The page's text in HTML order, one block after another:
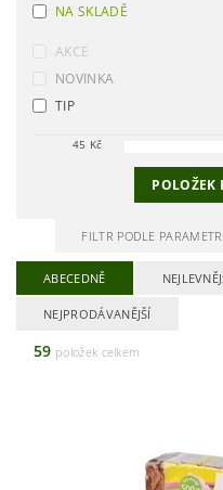
NA SKLADĚ
AKCE
NOVINKA
TIP
45 Kč
POLOŽEK
FILTR PODLE
ABECEDNĚ
NEJPRODÁVANĚJŠÍ
59 položek celkem